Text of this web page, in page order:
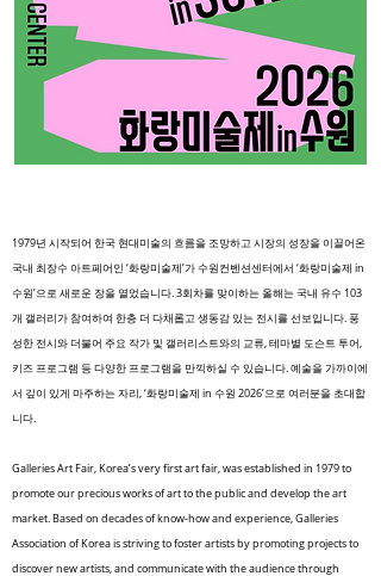
1979년 시작되어 한국 현대미술의 흐름을 조망하고 시장의 성장을 이끌어온
국내 최장수 아트페어인 ‘화랑미술제’가 수원컨벤션센터에서 ‘화랑미술제 in
수원’으로 새로운 장을 열었습니다. 3회차를 맞이하는 올해는 국내 유수 103
개 갤러리가 참여하여 한층 더 다채롭고 생동감 있는 전시를 선보입니다. 풍
성한 전시와 더불어 주요 작가 및 갤러리스트와의 교류, 테마별 도슨트 투어,
키즈 프로그램 등 다양한 프로그램을 만끽하실 수 있습니다. 예술을 가까이에
서 깊이 있게 마주하는 자리, ‘화랑미술제 in 수원 2026’으로 여러분을 초대합
니다.
Galleries Art Fair, Korea’s very first art fair, was established in 1979 to
promote our precious works of art to the public and develop the art
market. Based on decades of know-how and experience, Galleries
Association of Korea is striving to foster artists by promoting projects to
discover new artists, and communicate with the audience through